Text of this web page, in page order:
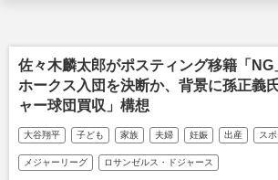
佐々木麟太郎がポスティング移籍「NG
ホークス入団を決断か、背景に孫正義
ャー球団買収」構想
大谷翔平 子ども 家族 夫婦 妊娠 出産 ス
メジャーリーグ ロサンゼルス・ドジャース